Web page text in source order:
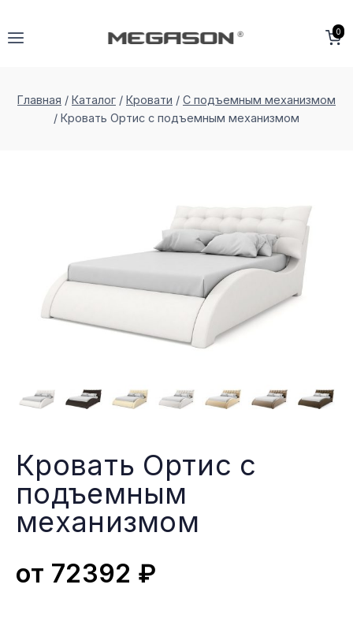
0
Главная / Каталог / Кровати / С подъемным механизмом
/ Кровать Ортис с подъемным меxанизмом
Кровать Ортис с
подъемным
меxанизмом
от 72392 ₽